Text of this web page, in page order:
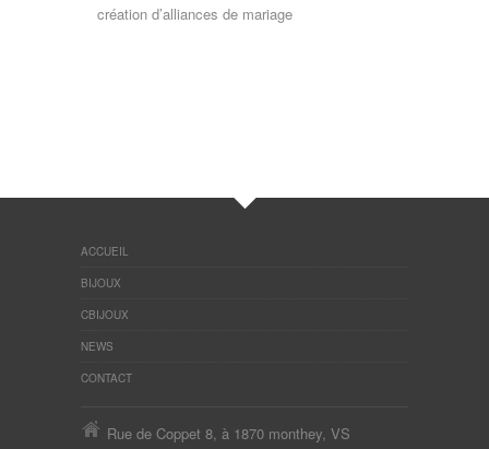
création d’alliances de mariage
ACCUEIL
BIJOUX
CBIJOUX
NEWS
CONTACT
Rue de Coppet 8, à 1870 monthey, VS